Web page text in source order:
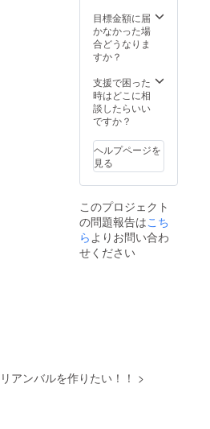
目標金額に届
かなかった場
合どうなりま
すか？
支援で困った
時はどこに相
談したらいい
ですか？
ヘルプページを
見る
このプロジェクト
の問題報告はこち
らよりお問い合わ
せください
アンバルを作りたい！！ >